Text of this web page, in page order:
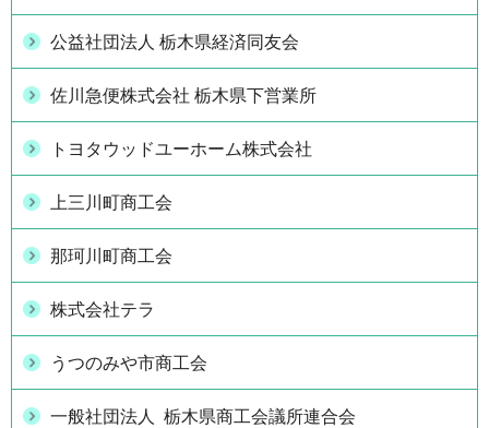
公益社団法人 栃木県経済同友会
佐川急便株式会社 栃木県下営業所
トヨタウッドユーホーム株式会社
上三川町商工会
那珂川町商工会
株式会社テラ
うつのみや市商工会
一般社団法人 栃木県商工会議所連合会